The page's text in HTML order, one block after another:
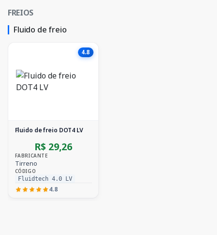
FREIOS
Fluido de freio
4.8
Fluido de freio DOT4 LV
R$ 29,26
FABRICANTE
Tirreno
CÓDIGO
Fluidtech 4.0 LV
4.8